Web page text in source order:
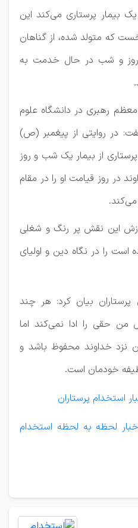
بیمار پرستاری می‌کند این
که متولد شده، از گناهان
روز و شب در حال خدمت به
رهبری در دانشگاه علوم
در روایتی از پیغمبر (ص)
از بیمار یک شب و روز
در روز قیامت او را در مقام
این نقش پر رنگ و شغلی
است را در نگاه دین و اولیای
بیان کرد: هر چند
حقی را ادا نمی‌کند اما
نزد خداوند محفوظ باشد و
خودمان است.
استخدام پرستاران
لحظه به لحظه استخدام